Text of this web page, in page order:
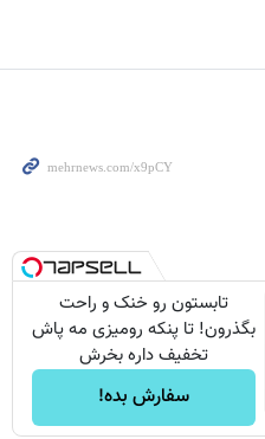
تابستون رو خنک و راحت
بگذرون! تا پنکه رومیزی مه پاش
تخفیف داره بخرش
سفارش بده!